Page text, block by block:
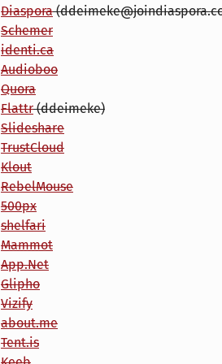
Diaspora
Schemer
identi.ca
Audioboo
Quora
Flattr(ddeimeke)
Slideshare
TrustCloud
Klout
RebelMouse
500px
shelfari
Mammot
App.Net
Glipho
Vizify
about.me
Tent.is